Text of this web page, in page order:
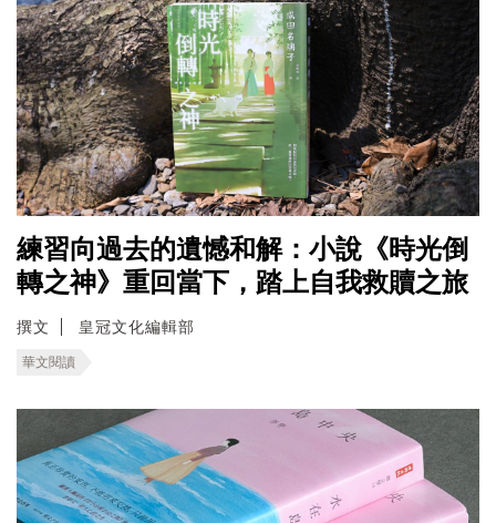
練習向過去的遺憾和解：小說《時光倒
轉之神》重回當下，踏上自我救贖之旅
撰文 皇冠文化編輯部
華文閱讀